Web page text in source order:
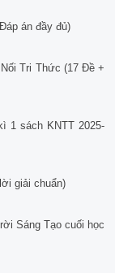
án đầy đủ)
Tri Thức (17 Đề +
1 sách KNTT 2025-
giải chuẩn)
Sáng Tạo cuối học